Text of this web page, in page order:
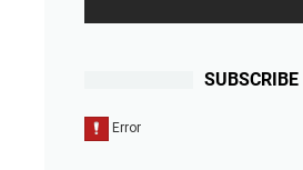
SUBSCRIBE